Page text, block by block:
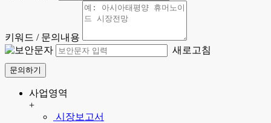
키워드 / 문의내용
새로고침
문의하기
사업영역
+
시장보고서